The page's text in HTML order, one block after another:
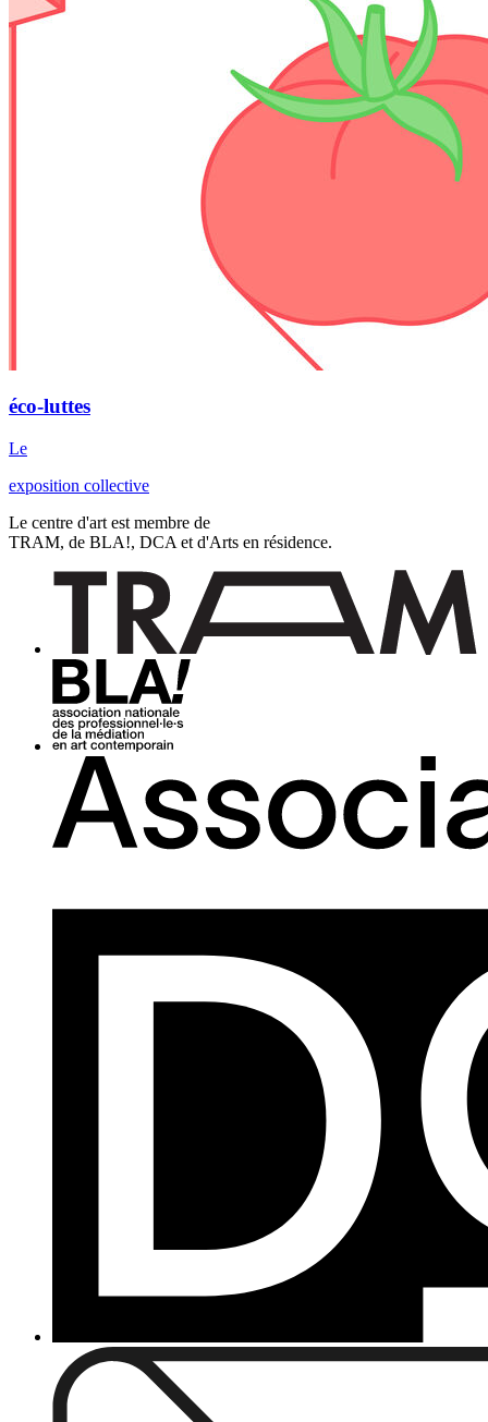
éco-luttes
Le
exposition collective
Le centre d'art est membre de
TRAM, de BLA!, DCA et d'Arts en résidence.